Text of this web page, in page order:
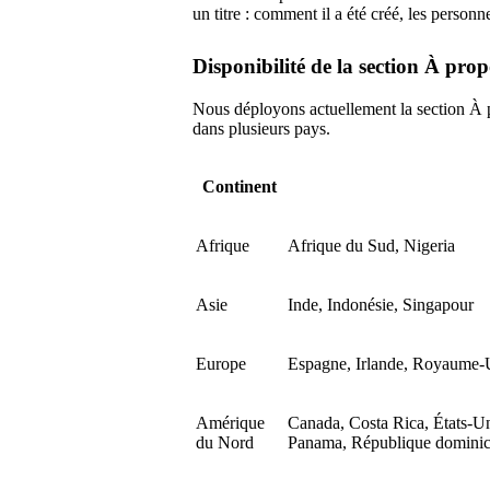
un titre : comment il a été créé, les
Disponibilité de la section À
Nous déployons actuellement la section
dans plusieurs pays.
Continent
Afrique Afrique du Sud, Nigeria
Asie Inde, Indonésie, Singapour
Europe Espagne, Irlande,
Amérique
du Nord
Canada, Costa Rica, États-
Panama, République